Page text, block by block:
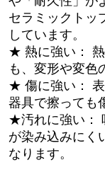
セラミックトッ
しています。
★ 熱に強い：
も、変形や変色
★ 傷に強い：
器具で擦っても
★汚れに強い：
が染み込みにく
なります。